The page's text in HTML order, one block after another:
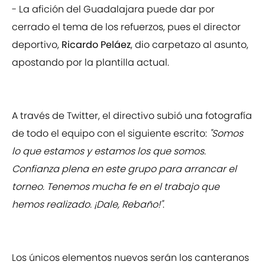
- La afición del Guadalajara puede dar por
cerrado el tema de los refuerzos, pues el director
deportivo, Ricardo Peláez, dio carpetazo al asunto,
apostando por la plantilla actual.
A través de Twitter, el directivo subió una fotografía
de todo el equipo con el siguiente escrito: "Somos
lo que estamos y estamos los que somos.
Confianza plena en este grupo para arrancar el
torneo. Tenemos mucha fe en el trabajo que
hemos realizado. ¡Dale, Rebaño!".
Los únicos elementos nuevos serán los canteranos